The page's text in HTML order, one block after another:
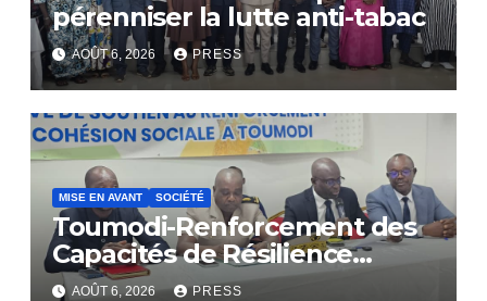
pérenniser la lutte anti-tabac
AOÛT 6, 2026 PRESS
MISE EN AVANT SOCIÉTÉ
Toumodi-Renforcement des
Capacités de Résilience
Communautaire
AOÛT 6, 2026 PRESS